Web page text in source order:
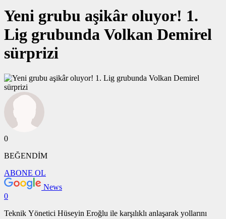
Yeni grubu aşikâr oluyor! 1.
Lig grubunda Volkan Demirel
sürprizi
0
BEĞENDİM
ABONE OL
News
0
Teknik Yönetici Hüseyin Eroğlu ile karşılıklı anlaşarak yollarını